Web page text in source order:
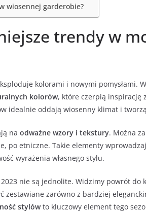
wiosennej garderobie?
trendy w
kolorami i nowymi pomysłami.
kolorów, które czerpią inspirację
idealnie oddają wiosenny klimat i
na odważne wzory i tekstury. Można
po etniczne. Takie elementy
wyrażenia własnego stylu.
nie są jednolite. Widzimy powrót do
zestawiane zarówno z bardziej
stylówto kluczowy element tego